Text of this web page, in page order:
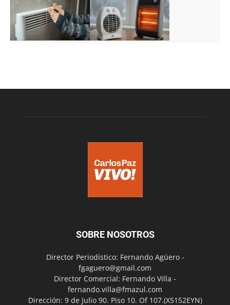
SOBRE NOSOTROS
Director Periodístico: Fernando Agüero -
fgaguero@gmail.com
Director Comercial: Fernando Villa -
fernando.villa@fmazul.com
Dirección: 9 de Julio 90. Piso 10. Of 107.(X5152EYN)